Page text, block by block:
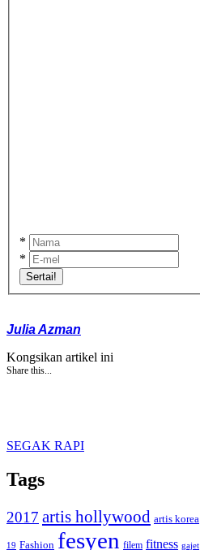
*
*
Sertai!
Julia Azman
Kongsikan artikel ini
Share this...
SEGAK RAPI
Tags
2017 artis hollywood artis korea
19 Fashion fesyen filem fitness gajet